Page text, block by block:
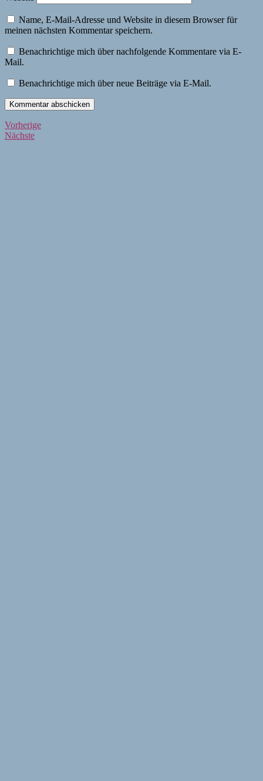
Name, E-Mail-Adresse und Website in diesem Browser für
meinen nächsten Kommentar speichern.
Benachrichtige mich über nachfolgende Kommentare via E-
Mail.
Benachrichtige mich über neue Beiträge via E-Mail.
Beitragsnavigation
VorherigeVorherige
NächsteNächste